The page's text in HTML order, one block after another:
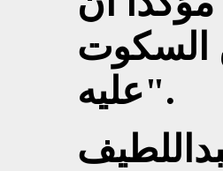
السكوت
عليه".